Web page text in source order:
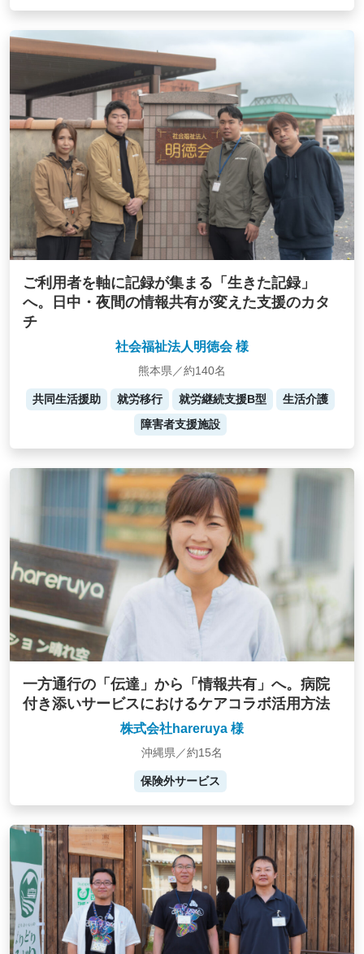
ご利用者を軸に記録が集まる「生きた記録」
へ。日中・夜間の情報共有が変えた支援のカタ
チ
社会福祉法人明徳会 様
熊本県／約140名
共同生活援助 就労移行 就労継続支援B型
生活介護
障害者支援施設
一方通行の「伝達」から「情報共有」へ。病院
付き添いサービスにおけるケアコラボ活用方法
株式会社hareruya 様
沖縄県／約15名
保険外サービス